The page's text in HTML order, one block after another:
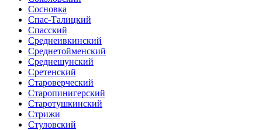
Сосновка
Спас-Талицкий
Спасский
Среднеивкинский
Среднетойменский
Среднешунский
Сретенский
Староверческий
Старопинигерский
Старотушкинский
Стрижи
Стуловский